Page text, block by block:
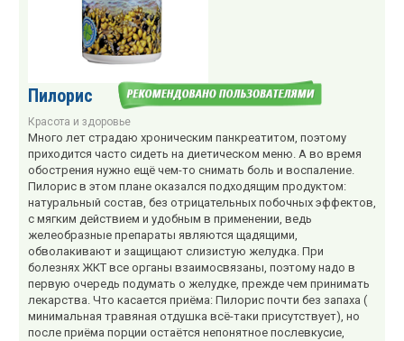
Пилорис
Красота и здоровье
Много лет страдаю хроническим панкреатитом, поэтому
приходится часто сидеть на диетическом меню. А во время
обострения нужно ещё чем-то снимать боль и воспаление.
Пилорис в этом плане оказался подходящим продуктом:
натуральный состав, без отрицательных побочных эффектов,
с мягким действием и удобным в применении, ведь
желеобразные препараты являются щадящими,
обволакивают и защищают слизистую желудка. При
болезнях ЖКТ все органы взаимосвязаны, поэтому надо в
первую очередь подумать о желудке, прежде чем принимать
лекарства. Что касается приёма: Пилорис почти без запаха (
минимальная травяная отдушка всё-таки присутствует), но
после приёма порции остаётся непонятное послевкусие,